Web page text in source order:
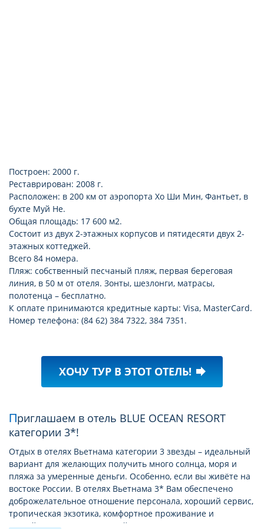
Построен: 2000 г.
Реставрирован: 2008 г.
Расположен: в 200 км от аэропорта Хо Ши Мин, Фантьет, в
бухте Муй Не.
Общая площадь: 17 600 м2.
Состоит из двух 2-этажных корпусов и пятидесяти двух 2-
этажных коттеджей.
Всего 84 номера.
Пляж: собственный песчаный пляж, первая береговая
линия, в 50 м от отеля. Зонты, шезлонги, матрасы,
полотенца – бесплатно.
К оплате принимаются кредитные карты: Visa, MasterCard.
Номер телефона: (84 62) 384 7322, 384 7351.
ХОЧУ ТУР В ЭТОТ ОТЕЛЬ! forward
Приглашаем в отель BLUE OCEAN RESORT
категории 3*!
Отдых в отелях Вьетнама категории 3 звезды – идеальный
вариант для желающих получить много солнца, моря и
пляжа за умеренные деньги. Особенно, если вы живёте на
востоке России. В отелях Вьетнама 3* Вам обеспечено
доброжелательное отношение персонала, хороший сервис,
тропическая экзотика, комфортное проживание и
достойное питание. Круглый год Вас ждёт жаркое солнце